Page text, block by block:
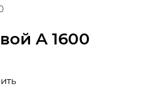
А 1600